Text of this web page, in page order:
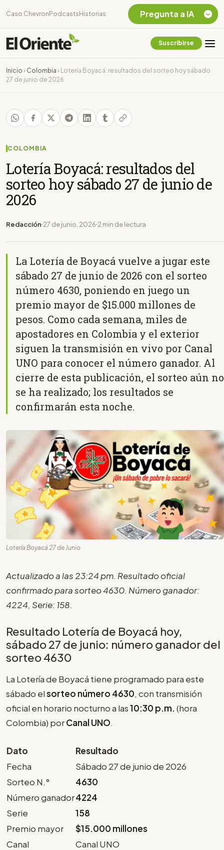
Caso Chevron Podcasts Historias
Suscribirse
Inicio › Colombia ›
Lotería Boyacá: resultados del sorteo hoy sábado
27 de junio de 2026
COLOMBIA
Lotería Boyacá: resultados del
sorteo hoy sábado 27 de junio de
2026
Redacción 27 de junio, 2026 2 min de lectura
La Lotería de Boyacá vuelve a jugar este
sábado 27 de junio de 2026 con el sorteo
número 4630, poniendo en juego un
premio mayor de $15.000 millones de
pesos. Como cada semana, miles de
apostadores en Colombia y el exterior
siguen la transmisión en vivo por Canal
UNO para conocer el número ganador. Al
cierre de esta publicación, el sorteo aún no
se ha realizado; los resultados se
confirmarán esta noche.
Lotería Boyacá 27 de Junio
Actualizado a las 23:24 pm. Resultado oficial
confirmado para sorteo 4630. Número ganador:
4224, Serie: 158.
Resultado Lotería de Boyacá hoy,
sábado 27 de junio: número ganador del
sorteo 4630
La Lotería de Boyacá tiene programado para este
sábado elsorteo número 4630, con transmisión
oficial en horario nocturno a las10:30 p.m. (hora
Colombia) porCanal UNO.
Dato
Resultado
Fecha
Sábado 27 de junio de 2026
Sorteo N.°
4630
Número ganador4224
Serie
158
Premio mayor
$15.000 millones
Canal
Canal UNO
Pregunta a IA
Chevron Ecuador